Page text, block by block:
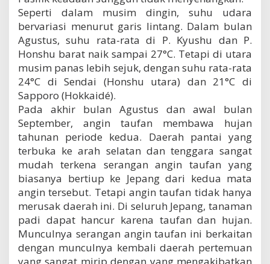
Seperti dalam musim dingin, suhu udara
bervariasi menurut garis lintang. Dalam bulan
Agustus, suhu rata-rata di P. Kyushu dan P.
Honshu barat naik sampai 27°C. Tetapi di utara
musim panas lebih sejuk, dengan suhu rata-rata
24°C di Sendai (Honshu utara) dan 21°C di
Sapporo (Hokkaidé).
Pada akhir bulan Agustus dan awal bulan
September, angin taufan membawa hujan
tahunan periode kedua. Daerah pantai yang
terbuka ke arah selatan dan tenggara sangat
mudah terkena serangan angin taufan yang
biasanya bertiup ke Jepang dari kedua mata
angin tersebut. Tetapi angin taufan tidak hanya
merusak daerah ini. Di seluruh Jepang, tanaman
padi dapat hancur karena taufan dan hujan.
Munculnya serangan angin taufan ini berkaitan
dengan munculnya kembali daerah pertemuan